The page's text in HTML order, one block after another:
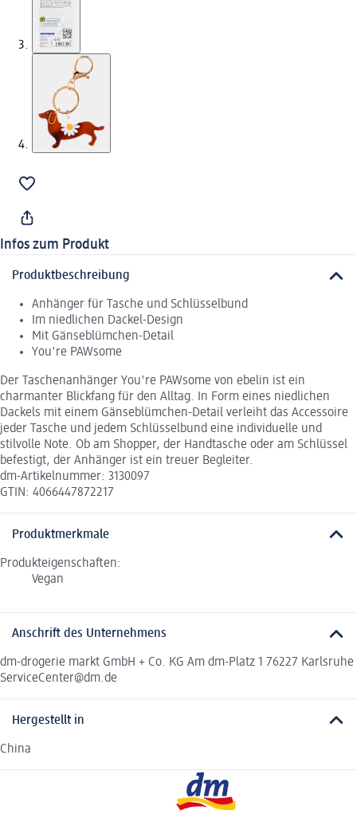
Infos zum Produkt
Produktbeschreibung
Anhänger für Tasche und Schlüsselbund
Im niedlichen Dackel-Design
Mit Gänseblümchen-Detail
You're PAWsome
Der Taschenanhänger You're PAWsome von ebelin ist ein
charmanter Blickfang für den Alltag. In Form eines niedlichen
Dackels mit einem Gänseblümchen-Detail verleiht das Accessoire
jeder Tasche und jedem Schlüsselbund eine individuelle und
stilvolle Note. Ob am Shopper, der Handtasche oder am Schlüssel
befestigt, der Anhänger ist ein treuer Begleiter.
dm-Artikelnummer: 3130097
GTIN: 4066447872217
Produktmerkmale
Produkteigenschaften:
Vegan
Anschrift des Unternehmens
dm-drogerie markt GmbH + Co. KG Am dm-Platz 1 76227 Karlsruhe
ServiceCenter@dm.de
Hergestellt in
China